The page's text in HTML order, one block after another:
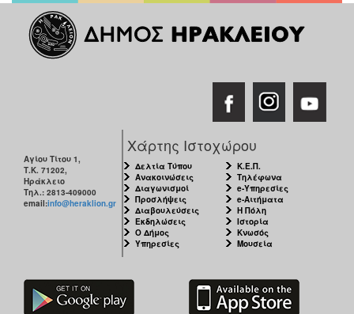
Αυτόματοι
Απινιδωτές
ΔΗΜΟΣ
ΠΟΛΙΤΙΣΜΟΣ
Αγίου Τίτου 1,
Τ.Κ. 71202,
Ηράκλειο
Τηλ.: 2813-409000
email:info@heraklion.gr
Χάρτης Ιστοχώρου
Δελτία Τύπου
Ανακοινώσεις
Διαγωνισμοί
Προσλήψεις
Διαβουλεύσεις
Εκδηλώσεις
Ο Δήμος
Υπηρεσίες
Κ.Ε.Π.
Τηλέφωνα
e-Υπηρεσίες
e-Αιτήματα
Η Πόλη
Ιστορία
Κνωσός
Μουσεία